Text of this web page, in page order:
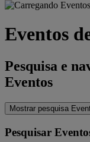
Eventos
Pesquisa e
Eventos
Mostrar pesquisa
Pesquisar